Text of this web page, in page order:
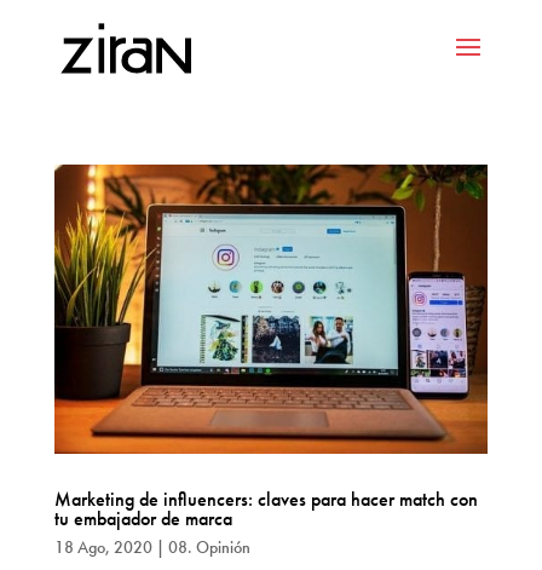
Marketing de influencers: claves para hacer match con
tu embajador de marca
18 Ago, 2020| 08. Opinión